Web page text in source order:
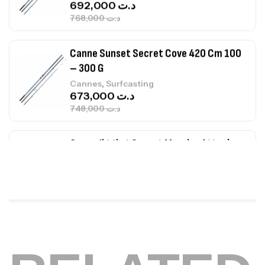
د.ت748,000
د.ت 673,000
Canne Jigging Sunset Massive Attack
1.83m 120/250gr 30kg
Cannes, Jigging
د.ت379,000
د.ت340,000
Accastillage bateau,Accessoires bateaux